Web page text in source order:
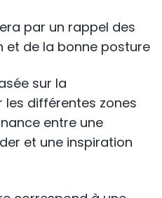
par un rappel des
et de la bonne posture
sur la
différentes zones
entre une
et une inspiration